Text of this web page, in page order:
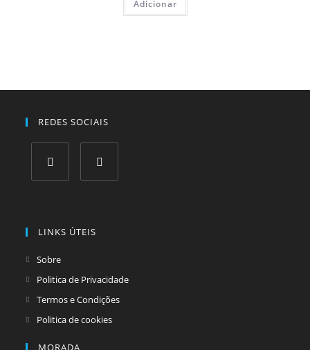
Adicionar
REDES SOCIAIS
tab
LINKS ÚTEIS
Sobre
Politica de Privacidade
Termos e Condições
Politica de cookies
MORADA